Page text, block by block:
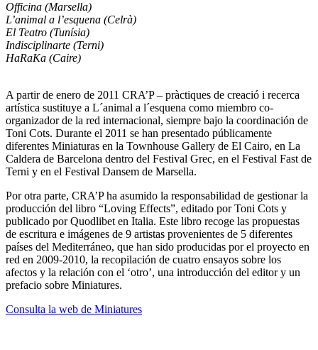
Officina (Marsella)
L’animal a l’esquena (Celrà)
El Teatro (Tunísia)
Indisciplinarte (Terni)
HaRaKa (Caire)
A partir de enero de 2011 CRA’P – pràctiques de creació i recerca
artística sustituye a L´animal a l´esquena como miembro co-
organizador de la red internacional, siempre bajo la coordinación de
Toni Cots. Durante el 2011 se han presentado públicamente
diferentes Miniaturas en la Townhouse Gallery de El Cairo, en La
Caldera de Barcelona dentro del Festival Grec, en el Festival Fast de
Terni y en el Festival Dansem de Marsella.
Por otra parte, CRA’P ha asumido la responsabilidad de gestionar la
producción del libro “Loving Effects”, editado por Toni Cots y
publicado por Quodlibet en Italia. Este libro recoge las propuestas
de escritura e imágenes de 9 artistas provenientes de 5 diferentes
países del Mediterráneo, que han sido producidas por el proyecto en
red en 2009-2010, la recopilación de cuatro ensayos sobre los
afectos y la relación con el ‘otro’, una introducción del editor y un
prefacio sobre Miniatures.
Consulta la web de Miniatures